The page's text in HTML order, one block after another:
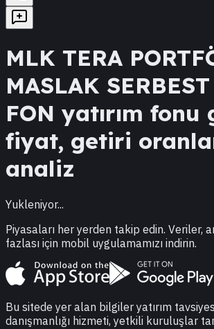
MLK TERA
MASLAK
FON yatırım fonu
fiyat, getiri
analiz
Yukleniyor...
Piyasaları her yerden takip edin. Veriler,
fazlası için mobil uygulamamızı indirin.
Bu sitede yer alan bilgiler yatırım
danışmanlığı hizmeti, yetkili kuruluşlar